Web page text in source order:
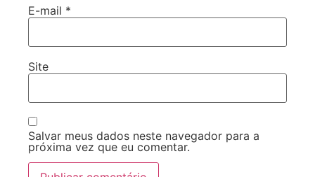
E-mail *
Site
Salvar meus dados neste navegador para a
próxima vez que eu comentar.